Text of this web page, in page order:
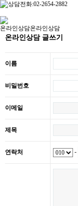
온라인상담온라인상담
온라인상담 글쓰기
이름
비밀번호
이메일
제목
연락처 -